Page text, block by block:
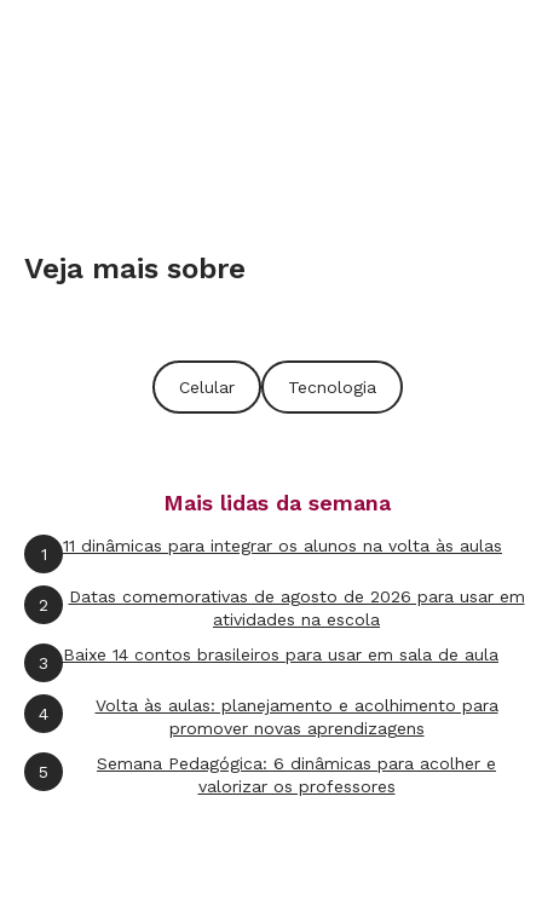
Fonte: How Teens and Parents Navigate Screen Time and Device
Distractions (Pew Research Center)
QUÃO VICIANTE É O CELULAR?
Veja mais sobre
Celular Tecnologia
Mais lidas da semana
1 11 dinâmicas para integrar os alunos na volta às aulas
2
Datas comemorativas de agosto de 2026 para usar em
atividades na escola
3 Baixe 14 contos brasileiros para usar em sala de aula
4
Volta às aulas: planejamento e acolhimento para
promover novas aprendizagens
5
Semana Pedagógica: 6 dinâmicas para acolher e
valorizar os professores